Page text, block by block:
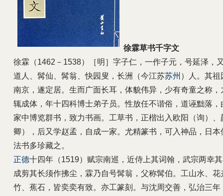
徐霖草书千字文
徐霖（1462－1538）［明］字子仁，一作子元，号延泽，
道人、髯仙、髯翁、快园叟，长洲（今江苏苏州 ）人。其祖
南京，遂定居。生而广面长耳，体貌伟异，少有奇童之称，
辄成体，年十四科博士弟子员。性放任不谐俗，道诬黜落，
家中博览群书，致力书画。工草书，正楷出入欧阳（询）、
卿），后又学赵孟，自成一家。尤精篆书，可入神品，日本
法书多珍藏之。
正德十四年（1519）赋宗南巡，近侍上其词翰，武宗两幸
成剪其长须作拂尘，霖乃自号髯翁，父称髯伯。工山水、花
竹、蕉石，皆奕奕有致。亦工篆刻。与沈周交善，弘治三年